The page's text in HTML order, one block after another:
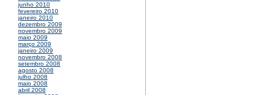
junho 2010
fevereiro 2010
janeiro 2010
dezembro 2009
novembro 2009
maio 2009
março 2009
janeiro 2009
novembro 2008
setembro 2008
agosto 2008
julho 2008
maio 2008
abril 2008